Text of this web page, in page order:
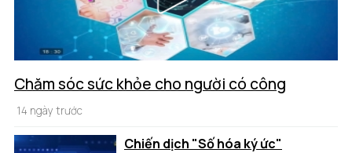
Chăm sóc sức khỏe cho người có công
14 ngày trước
Chiến dịch "Số hóa ký ức"